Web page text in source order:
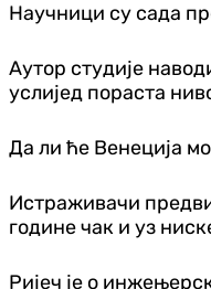
Научници су сада
Аутор студије
услијед пораста
Да ли ће Венеција
Истраживачи
године чак и уз
Ријеч је о